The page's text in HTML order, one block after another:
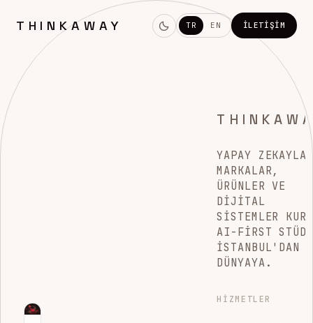
THINKAWAY TR EN İLETIŞIM
YAPAY ZEKAYLA
MARKALAR,
ÜRÜNLER VE
DIJITAL
SISTEMLER
AI-FIRST
İSTANBUL'DAN
DÜNYAYA.
HIZMETLER